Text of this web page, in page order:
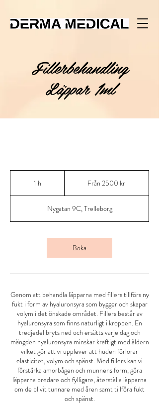
Fillerbehandling
Läppar 1ml
1 h Från 2500 kr
Nygatan 9C, Trelleborg
Boka
Genom att behandla läpparna med fillers tillförs ny
fukt i form av hyaluronsyra som bygger och skapar
volym i det önskade området. Fillers består av
hyaluronsyra som finns naturligt i kroppen. En
tredjedel bryts ned och ersätts varje dag och
mängden hyaluronsyra minskar kraftigt med åldern
vilket gör att vi upplever att huden förlorar
elasticitet, volym och spänst. Med fillers kan vi
förstärka amorbågen och munnens form, göra
läpparna bredare och fylligare, återställa läpparna
om de blivit tunnare med åren samt tillföra fukt
och spänst.